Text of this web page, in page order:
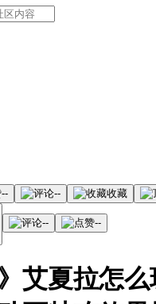
-- -- 收藏
-- --
艾夏拉怎么